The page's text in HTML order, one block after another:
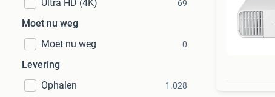
Ultra HD (4K) 69
Moet nu weg
Moet nu weg
0
Levering
Ophalen
1.028